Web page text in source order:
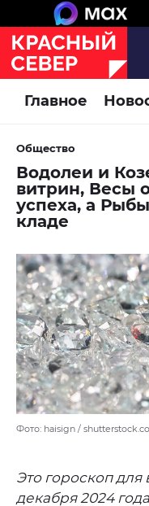
Главное
Общество
Водолеи и
витрин, Весы
успеха, а
кладе
Фото: haisign /
Это гороскоп для
декабря 2024